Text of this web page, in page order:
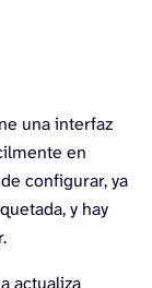
una interfaz
en
configurar, ya
y hay
actualiza